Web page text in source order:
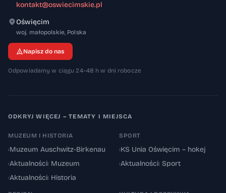
kontakt@oswiecimskie.pl
Oświęcim
woj. małopolskie, 32-600
Polska
Napisz do nas
Odpowiadamy w ciągu 24–48 h w dni robocze
ODKRYJ WIĘCEJ – TEMATY I MIEJSCA
MUZEUM I HISTORIA
›Muzeum Auschwitz-Birkenau
›Aktualności: Muzeum
›Aktualności: Historia
SPORT
›KS Unia Oświęcim – hokej
›Aktualności: Sport